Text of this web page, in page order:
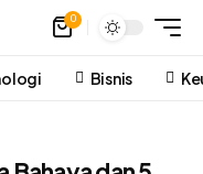
0
Bisnis